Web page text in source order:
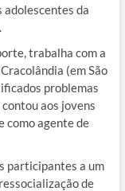
adolescentes da
trabalha com a
(em São
problemas
aos jovens
como agente de
participantes a um
de